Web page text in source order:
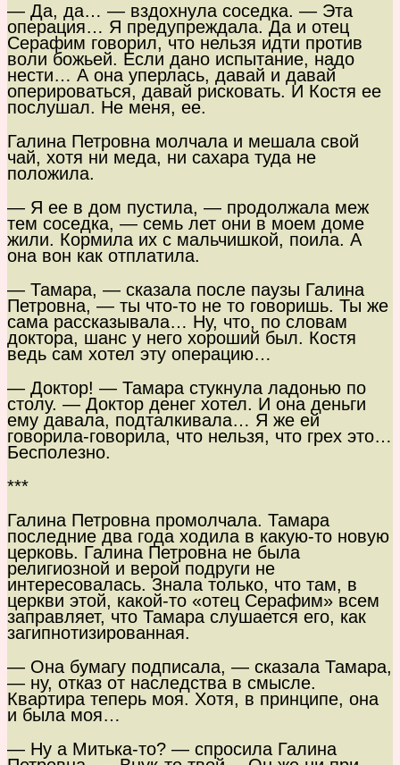
— Да, да… — вздохнула соседка. — Эта
операция… Я предупреждала. Да и отец
Серафим говорил, что нельзя идти против
воли божьей. Если дано испытание, надо
нести… А она уперлась, давай и давай
оперироваться, давай рисковать. И Костя ее
послушал. Не меня, ее.
Галина Петровна молчала и мешала свой
чай, хотя ни меда, ни сахара туда не
положила.
— Я ее в дом пустила, — продолжала меж
тем соседка, — семь лет они в моем доме
жили. Кормила их с мальчишкой, поила. А
она вон как отплатила.
— Тамара, — сказала после паузы Галина
Петровна, — ты что-то не то говоришь. Ты же
сама рассказывала… Ну, что, по словам
доктора, шанс у него хороший был. Костя
ведь сам хотел эту операцию…
— Доктор! — Тамара стукнула ладонью по
столу. — Доктор денег хотел. И она деньги
ему давала, подталкивала… Я же ей
говорила-говорила, что нельзя, что грех это…
Бесполезно.
***
Галина Петровна промолчала. Тамара
последние два года ходила в какую-то новую
церковь. Галина Петровна не была
религиозной и верой подруги не
интересовалась. Знала только, что там, в
церкви этой, какой-то «отец Серафим» всем
заправляет, что Тамара слушается его, как
загипнотизированная.
— Она бумагу подписала, — сказала Тамара,
— ну, отказ от наследства в смысле.
Квартира теперь моя. Хотя, в принципе, она
и была моя…
— Ну а Митька-то? — спросила Галина